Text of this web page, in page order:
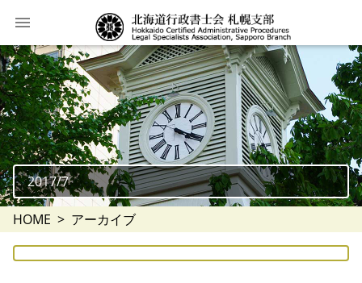
2017/7
HOME アーカイブ